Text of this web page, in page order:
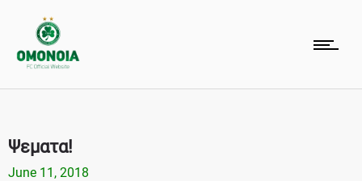
Ψεματα!
June 11, 2018